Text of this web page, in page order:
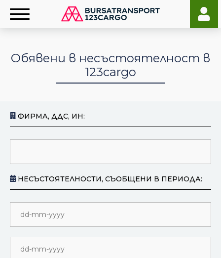
Обявени в несъстоятелност в
123cargo
ФИРМА, ДДС, ИН:
НЕСЪСТОЯТЕЛНОСТИ, СЪОБЩЕНИ В ПЕРИОДА: